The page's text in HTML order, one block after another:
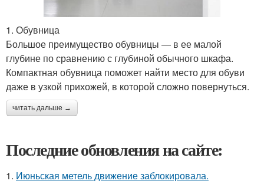
1. Обувница
Большое преимущество обувницы — в ее малой
глубине по сравнению с глубиной обычного шкафа.
Компактная обувница поможет найти место для обуви
даже в узкой прихожей, в которой сложно повернуться.
читать дальше →
Последние обновления на сайте:
1. Июньская метель движение заблокировала.